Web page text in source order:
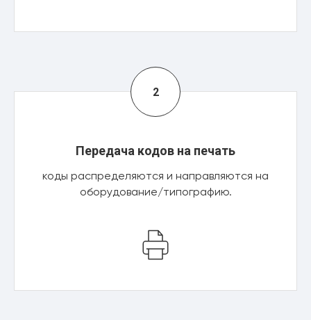
Передача кодов на печать
коды распределяются и направляются на
оборудование/типографию.